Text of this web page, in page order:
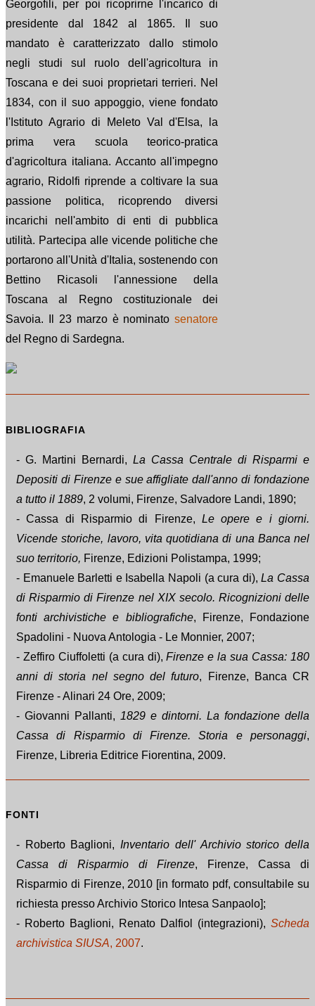
Georgofili, per poi ricoprirne l'incarico di
presidente dal 1842 al 1865. Il suo
mandato è caratterizzato dallo stimolo
negli studi sul ruolo dell'agricoltura in
Toscana e dei suoi proprietari terrieri. Nel
1834, con il suo appoggio, viene fondato
l'Istituto Agrario di Meleto Val d'Elsa, la
prima vera scuola teorico-pratica
d'agricoltura italiana. Accanto all'impegno
agrario, Ridolfi riprende a coltivare la sua
passione politica, ricoprendo diversi
incarichi nell'ambito di enti di pubblica
utilità. Partecipa alle vicende politiche che
portarono all'Unità d'Italia, sostenendo con
Bettino Ricasoli l'annessione della
Toscana al Regno costituzionale dei
Savoia. Il 23 marzo è nominatosenatore
del Regno di Sardegna.
BIBLIOGRAFIA
- G. Martini Bernardi, La Cassa Centrale di Risparmi e
Depositi di Firenze e sue affigliate dall'anno di fondazione
a tutto il 1889, 2 volumi, Firenze, Salvadore Landi, 1890;
- Cassa di Risparmio di Firenze, Le opere e i giorni.
Vicende storiche, lavoro, vita quotidiana di una Banca nel
suo territorio, Firenze, Edizioni Polistampa, 1999;
- Emanuele Barletti e Isabella Napoli (a cura di),La Cassa
di Risparmio di Firenze nel XIX secolo. Ricognizioni delle
fonti archivistiche e bibliografiche, Firenze, Fondazione
Spadolini - Nuova Antologia - Le Monnier, 2007;
- Zeffiro Ciuffoletti (a cura di),Firenze e la sua Cassa: 180
anni di storia nel segno del futuro, Firenze, Banca CR
Firenze - Alinari 24 Ore, 2009;
- Giovanni Pallanti, 1829 e dintorni. La fondazione della
Cassa di Risparmio di Firenze. Storia e personaggi,
Firenze, Libreria Editrice Fiorentina, 2009.
FONTI
- Roberto Baglioni,Inventario dell' Archivio storico della
Cassa di Risparmio di Firenze, Firenze, Cassa di
Risparmio di Firenze, 2010 [in formato pdf, consultabile su
richiesta presso Archivio Storico Intesa Sanpaolo];
- Roberto Baglioni, Renato Dalfiol (integrazioni), Scheda
archivistica SIUSA, 2007.